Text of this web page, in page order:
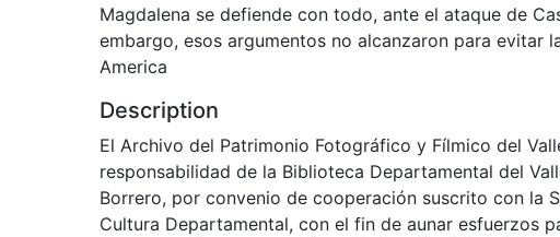
Magdalena se defiende con todo, ante el ataque de
embargo, esos argumentos no alcanzaron para evitar
America
Description
El Archivo del Patrimonio Fotográfico y Fílmico del
responsabilidad de la Biblioteca Departamental del
Borrero, por convenio de cooperación suscrito con la
Cultura Departamental, con el fin de aunar esfuerzos